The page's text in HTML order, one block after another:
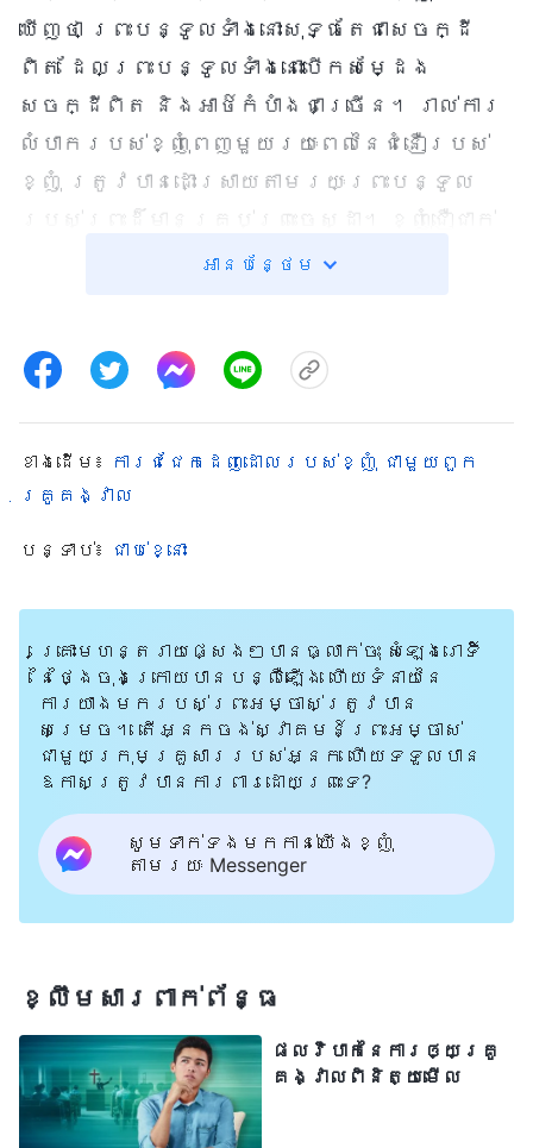
ឃើញថា ព្រះបន្ទូលទាំងនោះសុទ្ធតែជាសេចក្ដី
ពិត ដែលព្រះបន្ទូលទាំងនោះបើកសម្ដែង
សេចក្ដីពិត និងអាថ៌កំបាំងជាច្រើន។ រាល់ការ
លំបាករបស់ខ្ញុំពេញមួយរយៈពេលនៃជំនឿរបស់
ខ្ញុំ ត្រូវបានដោះស្រាយតាមរយៈព្រះបន្ទូល
របស់ព្រះដ៏មានគ្រប់ព្រះចេស្ដា។ ខ្ញុំជឿជាក់
យ៉ាងមុតមាំថា ព្រះដ៏មានគ្រប់ព្រះចេស្ដាគឺជា
គ្រប់ព្រះចេស្ដា គឺជាការទទួលស្វាគមន៍
ជំនឿលើព្រះដ៏មានគ្រប់ព្រះចេស្ដាគឺជាការក្បត់
ព្រះអម្ចាស់យេស៊ូវ។ តើការនោះស្របតាម
យេស៊ូវយាងមកធ្វើកិច្ចការ មនុស្សជាច្រើន
ព្រះអង្គ។ តើនោះមានន័យថា ពួកគេបានក្បត់
ព្រះយេហូវ៉ាដ៏ជាព្រះទេ? ទោះបីជាកិច្ចការនៃការ
ប្រោសលោះរបស់ព្រះអម្ចាស់យេស៊ូវ ខុសពី
កិច្ចការនៃការប្រកាសក្រឹត្យវិន័យដែល
ព្រះយេហូវ៉ាដ៏ជាព្រះបានធ្វើក៏ដោយ ហើយព្រះនាម
របស់ព្រះជាម្ចាស់បានផ្លាស់ប្ដូរផងដែរក្ដី
ព្រះអម្ចាស់យេស៊ូវ និងព្រះយេហូវ៉ា គឺជាព្រះ
ព្រះយេហូវ៉ាដ៏ជាព្រះទេ ប៉ុន្តែពួកគេកំពុងដើរ
តាមស្នាមព្រះបាទារបស់កូនចៀម និងទទួល
បានសេចក្ដីសង្រ្គោះរបស់ព្រះជាម្ចាស់។ តាម
ពិតទៅ អ្នកដែលជឿលើព្រះយេហូវ៉ាដ៏ជាព្រះ ប៉ុន្តែ
មិនទទួលយកព្រះអម្ចាស់យេស៊ូវ គឺជាអ្នក
អានបន្ថែម
ខាង​ដើម៖ ការជជែកដេញដោលរបស់ខ្ញុំ ជាមួយពួក
គ្រូគង្វាល
បន្ទាប់៖ ជាប់ខ្នោះ
គ្រោះមហន្តរាយផ្សេងៗបានធ្លាក់ចុះ សំឡេងរោទិ៍
នៃថ្ងៃចុងក្រោយបានបន្លឺឡើង ហើយទំនាយនៃ
ការយាងមករបស់ព្រះអម្ចាស់ត្រូវបាន
សម្រេច។ តើអ្នកចង់ស្វាគមន៍ព្រះអម្ចាស់
ជាមួយក្រុមគ្រួសាររបស់អ្នក ហើយទទួលបាន
ឱកាសត្រូវបានការពារដោយព្រះទេ?
សូមទាក់ទងមកកាន់យើងខ្ញុំ
តាមរយៈ Messenger
ខ្លឹមសារ​ពាក់ព័ន្ធ
ផលវិបាកនៃការឲ្យគ្រូ
គង្វាលពិនិត្យមើល